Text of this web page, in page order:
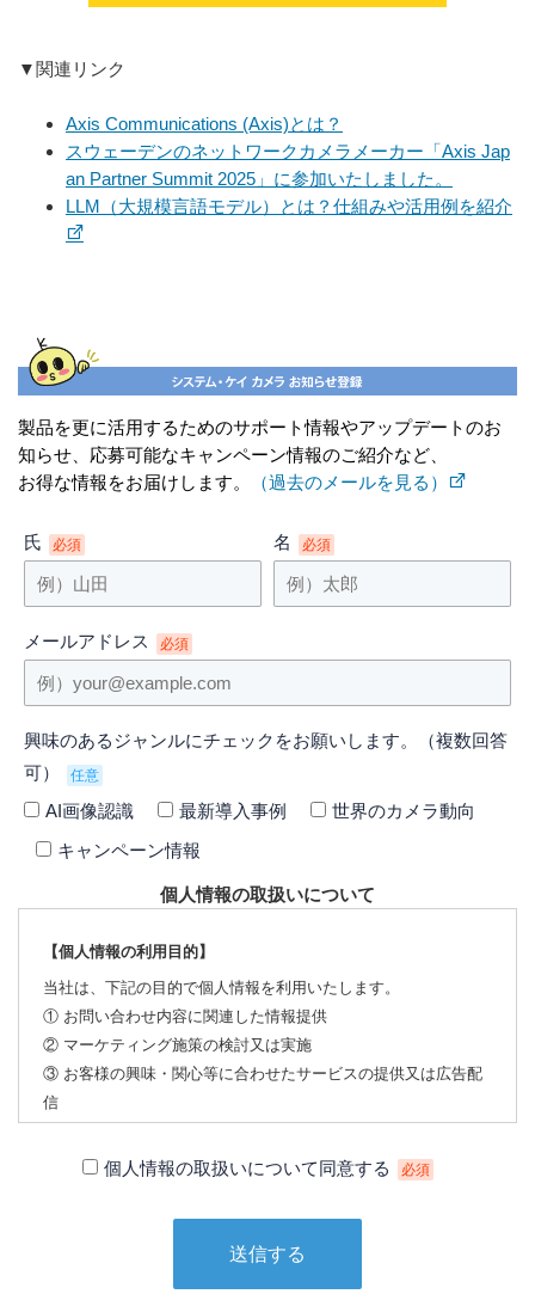
▼関連リンク
Axis Communications (Axis)とは？
スウェーデンのネットワークカメラメーカー「Axis Jap
an Partner Summit 2025」に参加いたしました。
LLM（大規模言語モデル）とは？仕組みや活用例を紹介
製品を更に活用するためのサポート情報やアップデートのお
知らせ、応募可能なキャンペーン情報のご紹介など、
お得な情報をお届けします。
（過去のメールを見る）
氏 必須 名 必須
メールアドレス 必須
興味のあるジャンルにチェックをお願いします。（複数回答
可）
任意
AI画像認識 最新導入事例
世界のカメラ動向
キャンペーン情報
個人情報の取扱いについて
【個人情報の利用目的】
当社は、下記の目的で個人情報を利用いたします。
① お問い合わせ内容に関連した情報提供
② マーケティング施策の検討又は実施
③ お客様の興味・関心等に合わせたサービスの提供又は広告配
信
当社は、下記の場合を除いて個人情報を第三者に提供すること
個人情報の取扱いについて同意する 必須